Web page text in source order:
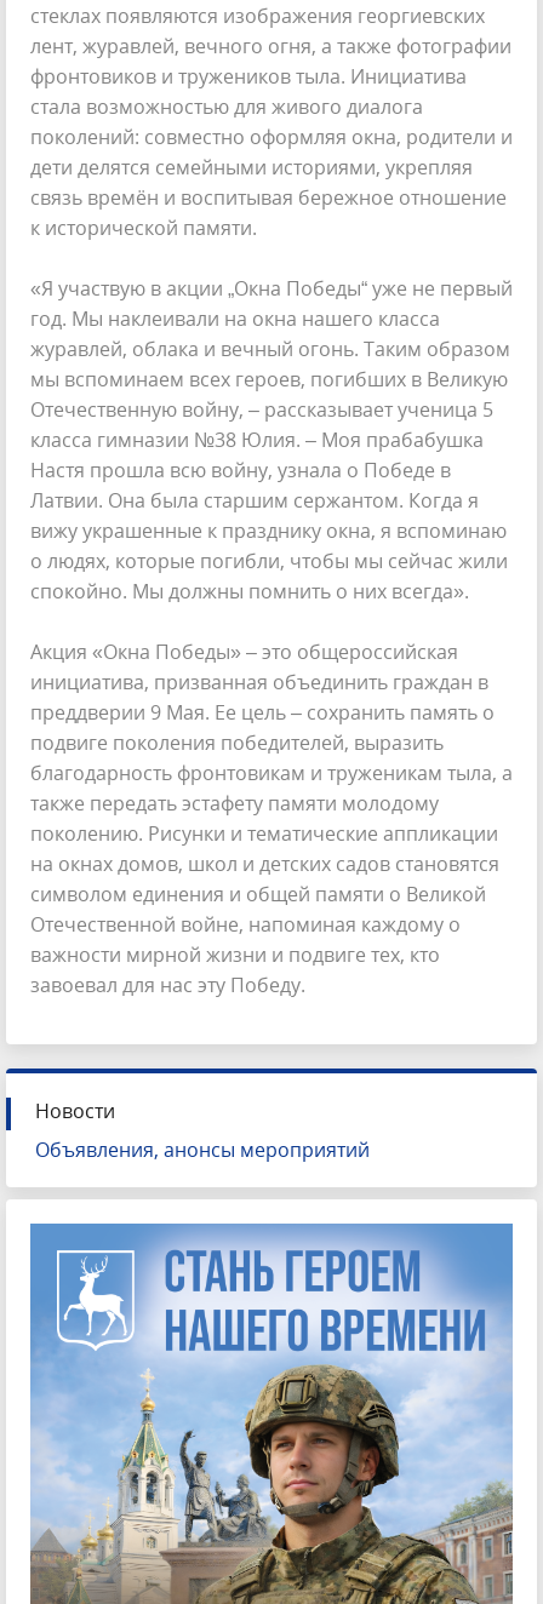
стеклах появляются изображения георгиевских
лент, журавлей, вечного огня, а также фотографии
фронтовиков и тружеников тыла. Инициатива
стала возможностью для живого диалога
поколений: совместно оформляя окна, родители и
дети делятся семейными историями, укрепляя
связь времён и воспитывая бережное отношение
к исторической памяти.
«Я участвую в акции „Окна Победы“ уже не первый
год. Мы наклеивали на окна нашего класса
журавлей, облака и вечный огонь. Таким образом
мы вспоминаем всех героев, погибших в Великую
Отечественную войну, – рассказывает ученица 5
класса гимназии №38 Юлия. – Моя прабабушка
Настя прошла всю войну, узнала о Победе в
Латвии. Она была старшим сержантом. Когда я
вижу украшенные к празднику окна, я вспоминаю
о людях, которые погибли, чтобы мы сейчас жили
спокойно. Мы должны помнить о них всегда».
Акция «Окна Победы» – это общероссийская
инициатива, призванная объединить граждан в
преддверии 9 Мая. Ее цель – сохранить память о
подвиге поколения победителей, выразить
благодарность фронтовикам и труженикам тыла, а
также передать эстафету памяти молодому
поколению. Рисунки и тематические аппликации
на окнах домов, школ и детских садов становятся
символом единения и общей памяти о Великой
Отечественной войне, напоминая каждому о
важности мирной жизни и подвиге тех, кто
завоевал для нас эту Победу.
Новости
Объявления, анонсы мероприятий